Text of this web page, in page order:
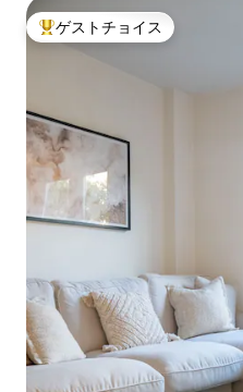
大好評のゲストチョイスです。
ゲストチョイス